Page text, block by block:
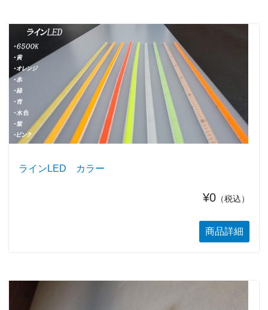
ラインLED カラー
¥0 （税込）
商品詳細